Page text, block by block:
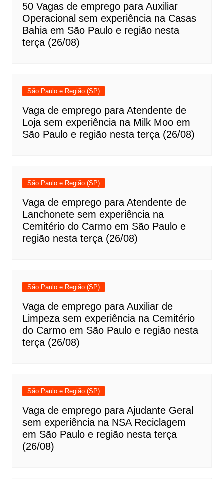
50 Vagas de emprego para Auxiliar
Operacional sem experiência na Casas
Bahia em São Paulo e região nesta
terça (26/08)
São Paulo e Região (SP)
Vaga de emprego para Atendente de
Loja sem experiência na Milk Moo em
São Paulo e região nesta terça (26/08)
São Paulo e Região (SP)
Vaga de emprego para Atendente de
Lanchonete sem experiência na
Cemitério do Carmo em São Paulo e
região nesta terça (26/08)
São Paulo e Região (SP)
Vaga de emprego para Auxiliar de
Limpeza sem experiência na Cemitério
do Carmo em São Paulo e região nesta
terça (26/08)
São Paulo e Região (SP)
Vaga de emprego para Ajudante Geral
sem experiência na NSA Reciclagem
em São Paulo e região nesta terça
(26/08)